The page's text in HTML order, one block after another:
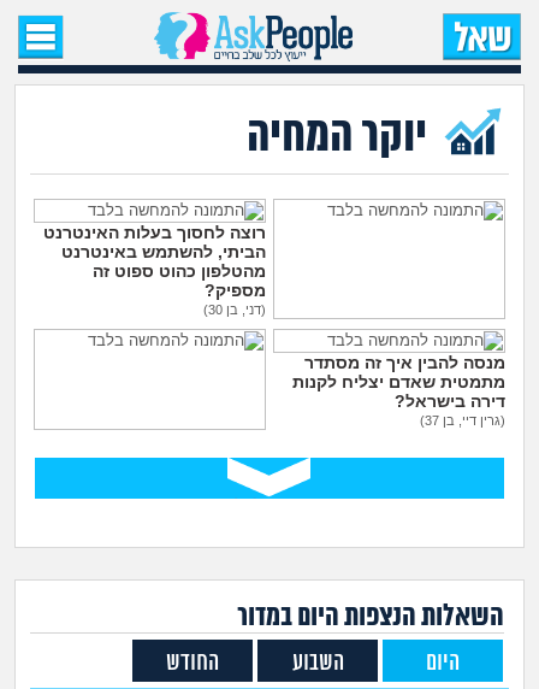
עמוד הבית
שאלות חדשות
שאלות שעוררו עניין
עצות חדשות
מה קורה כאן?
מדורים
זוגיות
הורות ומשפחה
חיפוש שאלות
הרשמה
יוקר המחיה
גם בחול צריך לתת טיפים
לכולם?
(., בת 16)
רוצה לחסוך בעלות האינטרנט
הביתי, להשתמש באינטרנט
מהטלפון כהוט ספוט זה
מספיק?
(דני, בן 30)
מנסה להבין איך זה מסתדר
מתמטית שאדם יצליח לקנות
דירה בישראל?
(גרין דיי, בן 37)
הענק בישראל?
(ללה, בת 26)
השאלות הנצפות היוםבמדור
היום השבוע החודש